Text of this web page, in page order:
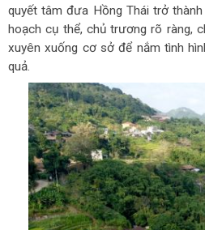
quyết tâm đưa Hồng Thái trở
hoạch cụ thể, chủ trương rõ ràng,
xuyên xuống cơ sở để nắm tình
quả.